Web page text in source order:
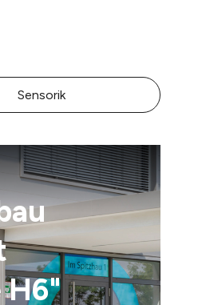
Sensorik
H6"